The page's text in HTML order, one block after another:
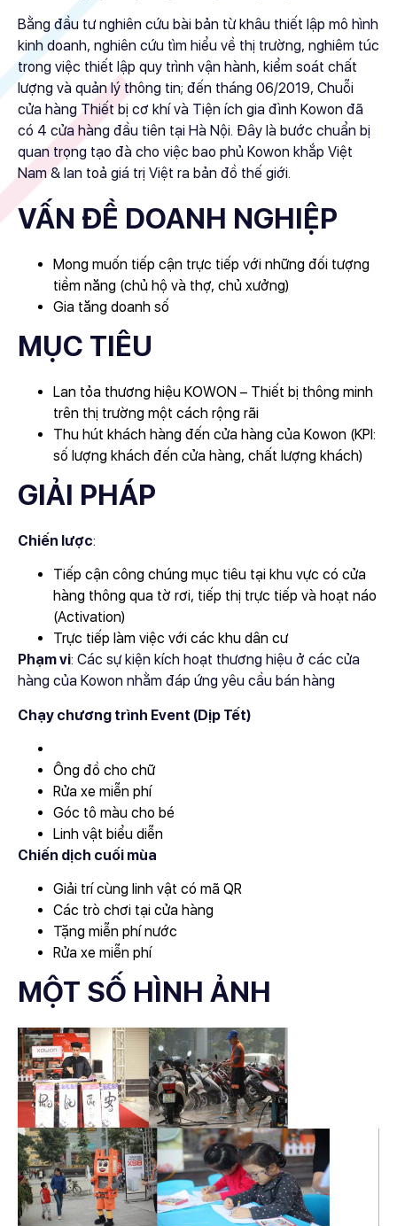
Bằng đầu tư nghiên cứu bài bản từ khâu thiết lập mô hình
kinh doanh, nghiên cứu tìm hiểu về thị trường, nghiêm túc
trong việc thiết lập quy trình vận hành, kiểm soát chất
lượng và quản lý thông tin; đến tháng 06/2019, Chuỗi
cửa hàng Thiết bị cơ khí và Tiện ích gia đình Kowon đã
có 4 cửa hàng đầu tiên tại Hà Nội. Đây là bước chuẩn bị
quan trọng tạo đà cho việc bao phủ Kowon khắp Việt
Nam & lan toả giá trị Việt ra bản đồ thế giới.
VẤN ĐỀ DOANH NGHIỆP
Mong muốn tiếp cận trực tiếp với những đối tượng
tiềm năng (chủ hộ và thợ, chủ xưởng)
Gia tăng doanh số
MỤC TIÊU
Lan tỏa thương hiệu KOWON – Thiết bị thông minh
trên thị trường một cách rộng rãi
Thu hút khách hàng đến cửa hàng của Kowon (KPI:
số lượng khách đến cửa hàng, chất lượng khách)
GIẢI PHÁP
Chiến lược:
Tiếp cận công chúng mục tiêu tại khu vực có cửa
hàng thông qua tờ rơi, tiếp thị trực tiếp và hoạt náo
(Activation)
Trực tiếp làm việc với các khu dân cư
Phạm vi: Các sự kiện kích hoạt thương hiệu ở các cửa
hàng của Kowon nhằm đáp ứng yêu cầu bán hàng
Chạy chương trình Event (Dịp Tết)
Ông đồ cho chữ
Rửa xe miễn phí
Góc tô màu cho bé
Linh vật biểu diễn
Chiến dịch cuối mùa
Giải trí cùng linh vật có mã QR
Các trò chơi tại cửa hàng
Tặng miễn phí nước
Rửa xe miễn phí
MỘT SỐ HÌNH ẢNH